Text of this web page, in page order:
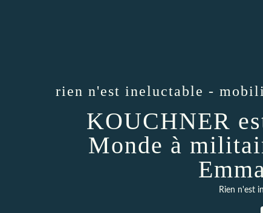
rien n'est ineluctable -
KOUCHNER
Monde à
Rien n'est